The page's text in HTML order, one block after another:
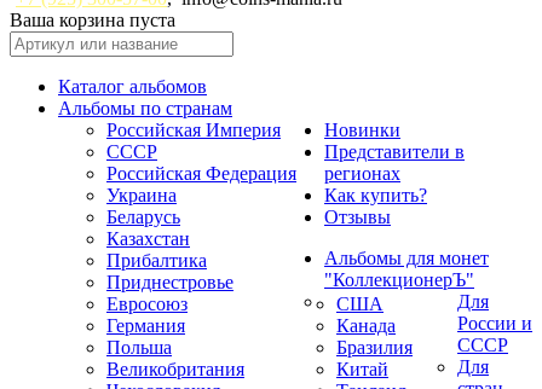
Ваша корзина пуста
Каталог альбомов
Альбомы по странам
Российская Империя
СССР
Российская Федерация
Украина
Беларусь
Казахстан
Прибалтика
Приднестровье
Евросоюз
Германия
Польша
Великобритания
США
Канада
Бразилия
Китай
Новинки
Представители в
регионах
Как купить?
Отзывы
Альбомы для монет
"КоллекционерЪ"
Для
России и
СССР
Для